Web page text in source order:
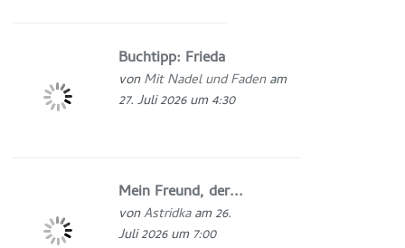
Buchtipp: Frieda
vonMit Nadel und Fadenam
27. Juli 2026 um 4:30
Mein Freund, der...
vonAstridkaam 26.
Juli 2026 um 7:00